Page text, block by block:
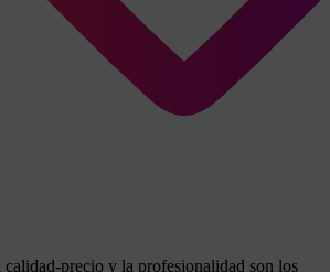
calidad-precio y la profesionalidad son los